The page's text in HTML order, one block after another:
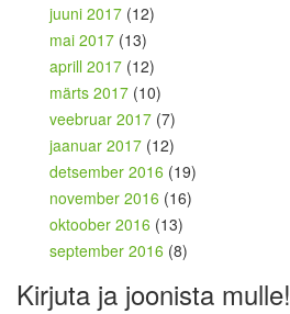
juuni 2017 (12)
mai 2017 (13)
aprill 2017 (12)
märts 2017 (10)
veebruar 2017 (7)
jaanuar 2017 (12)
detsember 2016 (19)
november 2016 (16)
oktoober 2016 (13)
september 2016 (8)
Kirjuta ja joonista mulle!